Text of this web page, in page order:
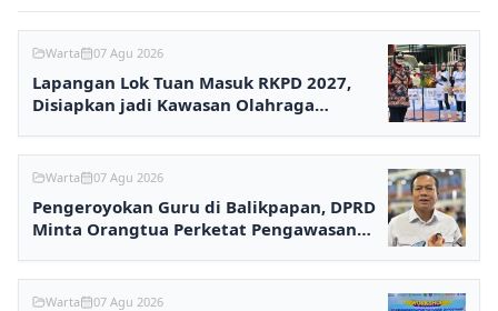
Warta 07 Agu 2026
Lapangan Lok Tuan Masuk RKPD 2027,
Disiapkan jadi Kawasan Olahraga
Warta 07 Agu 2026
Pengeroyokan Guru di Balikpapan, DPRD
Minta Orangtua Perketat Pengawasan
Warta 07 Agu 2026